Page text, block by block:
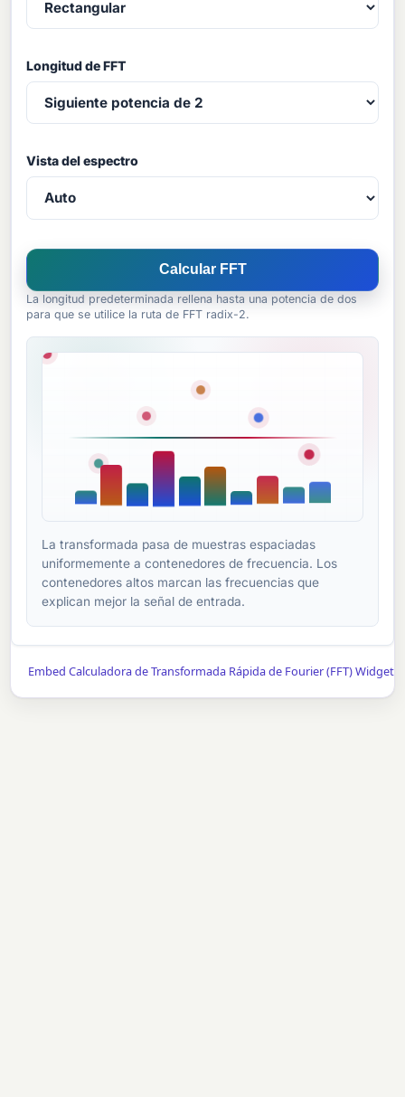
Longitud de FFT
Vista del espectro
Calcular FFT
La longitud predeterminada rellena hasta una potencia de dos
para que se utilice la ruta de FFT radix-2.
La transformada pasa de muestras espaciadas
uniformemente a contenedores de frecuencia. Los
contenedores altos marcan las frecuencias que
explican mejor la señal de entrada.
Embed Calculadora de Transformada Rápida de Fourier (FFT) Widget